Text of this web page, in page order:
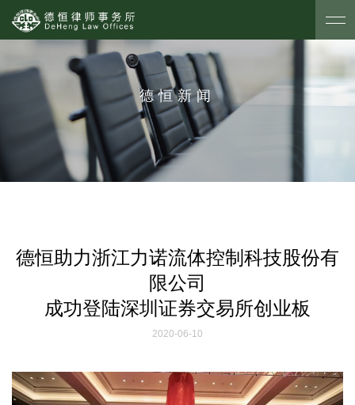
德恒新闻
德恒助力浙江力诺流体控制科技股份有
限公司
成功登陆深圳证券交易所创业板
2020-06-10